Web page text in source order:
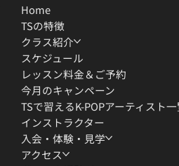
Home
TSの特徴
クラス紹介
スケジュール
レッスン料金＆ご予約
今月のキャンペーン
TSで習えるK-POPアーティスト
インストラクター
入会・体験・見学
アクセス